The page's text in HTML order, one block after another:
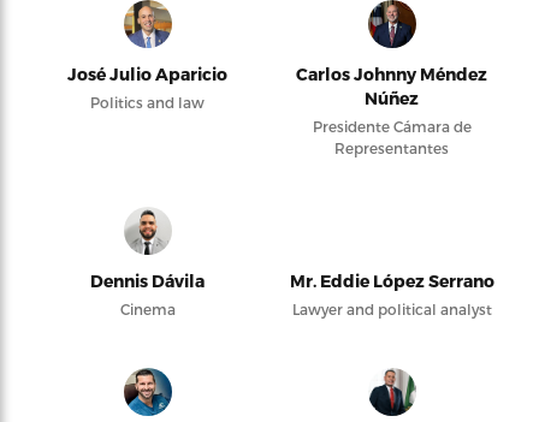
José Julio Aparicio
Politics and law
Carlos Johnny Méndez
Núñez
Presidente Cámara de
Representantes
Dennis Dávila
Cinema
Mr. Eddie López Serrano
Lawyer and political analyst